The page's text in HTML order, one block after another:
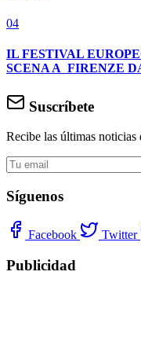
04
IL FESTIVAL
SCENA A FIRENZE
Suscríbete
Recibe las últimas noticias
Síguenos
Facebook Twitter
Publicidad